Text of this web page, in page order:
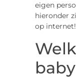
eigen
hieronder
op internet!